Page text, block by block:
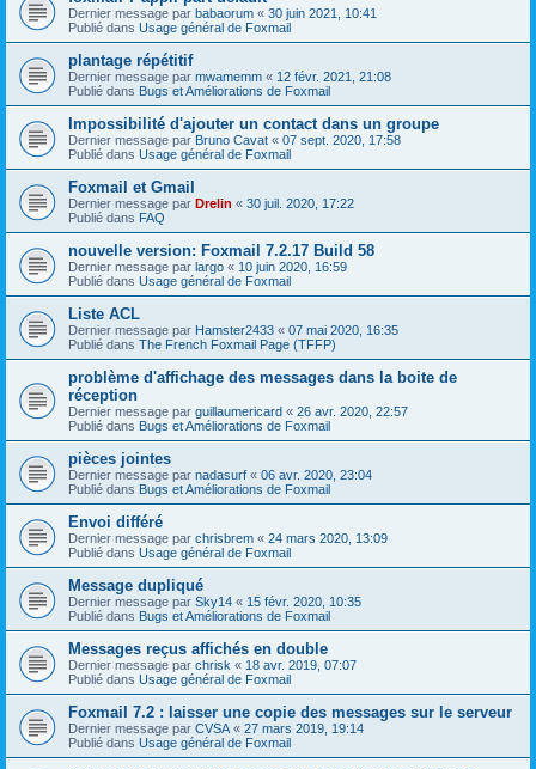
Dernier message par babaorum « 30 juin 2021, 10:41
Publié dans Usage général de Foxmail
plantage répétitif
Dernier message par mwamemm « 12 févr. 2021, 21:08
Publié dans Bugs et Améliorations de Foxmail
Impossibilité d'ajouter un contact dans un groupe
Dernier message par Bruno Cavat « 07 sept. 2020, 17:58
Publié dans Usage général de Foxmail
Foxmail et Gmail
Dernier message par Drelin « 30 juil. 2020, 17:22
Publié dans FAQ
nouvelle version: Foxmail 7.2.17 Build 58
Dernier message par largo « 10 juin 2020, 16:59
Publié dans Usage général de Foxmail
Liste ACL
Dernier message par Hamster2433 « 07 mai 2020, 16:35
Publié dans The French Foxmail Page (TFFP)
problème d'affichage des messages dans la boite de
réception
Dernier message par guillaumericard « 26 avr. 2020, 22:57
Publié dans Bugs et Améliorations de Foxmail
pièces jointes
Dernier message par nadasurf « 06 avr. 2020, 23:04
Publié dans Bugs et Améliorations de Foxmail
Envoi différé
Dernier message par chrisbrem « 24 mars 2020, 13:09
Publié dans Usage général de Foxmail
Message dupliqué
Dernier message par Sky14 « 15 févr. 2020, 10:35
Publié dans Bugs et Améliorations de Foxmail
Messages reçus affichés en double
Dernier message par chrisk « 18 avr. 2019, 07:07
Publié dans Usage général de Foxmail
Foxmail 7.2 : laisser une copie des messages sur le serveur
Dernier message par CVSA « 27 mars 2019, 19:14
Publié dans Usage général de Foxmail